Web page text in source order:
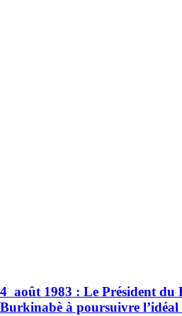
4 août 1983 : Le Président du
Burkinabè à poursuivre